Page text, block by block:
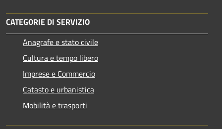
CATEGORIE DI SERVIZIO
Anagrafe e stato civile
Cultura e tempo libero
Imprese e Commercio
Catasto e urbanistica
Mobilità e trasporti